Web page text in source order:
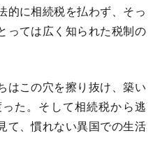
的に相続税を払わず、そっ
っては広く知られた税制の
この穴を擦り抜け、築い
た。そして相続税から逃
て、慣れない異国での生活